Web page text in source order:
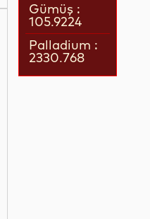
Gümüş :
105.9224
Palladium :
2330.768